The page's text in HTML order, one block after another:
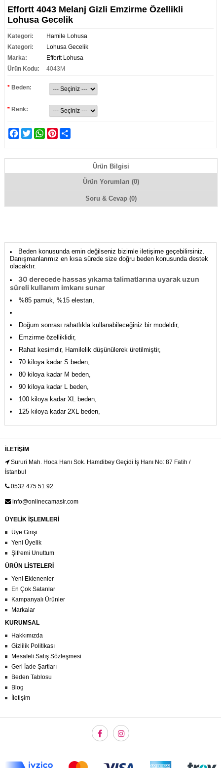
Effortt 4043 Melanj Gizli Emzirme Özellikli
Lohusa Gecelik
Kategori:
Hamile Lohusa
Kategori:
Lohusa Gecelik
Marka:
Effortt Lohusa
Ürün Kodu:
4043M
* Beden:
* Renk:
Facebook
TwitterWhatsAppPinterest
Ürün Bilgisi
Ürün Yorumları (0)
Soru & Cevap (0)
Beden konusunda emin değilseniz bizimle iletişime geçebilirsiniz.
Danışmanlarımız en kısa sürede size doğru beden konusunda destek
olacaktır.
30 derecede hassas yıkama talimatlarına uyarak uzun
süreli kullanım imkanı sunar
%85 pamuk, %15 elestan,
Doğum sonrası rahatlıkla kullanabileceğiniz bir modeldir,
Emzirme özelliklidir,
Rahat kesimdir, Hamilelik düşünülerek üretilmiştir,
70 kiloya kadar S beden,
80 kiloya kadar M beden,
90 kiloya kadar L beden,
100 kiloya kadar XL beden,
125 kiloya kadar 2XL beden,
İLETIŞIM
Sururi Mah. Hoca Hanı Sok. Hamdibey Geçidi İş Hanı No: 87 Fatih /
İstanbul
0532 475 51 92
info@onlinecamasir.com
ÜYELİK İŞLEMLERİ
Üye Girişi
Yeni Üyelik
Şifremi Unuttum
ÜRÜN LİSTELERİ
Yeni Eklenenler
En Çok Satanlar
Kampanyalı Ürünler
Markalar
KURUMSAL
Hakkımızda
Gizlilik Politikası
Mesafeli Satış Sözleşmesi
Geri İade Şartları
Beden Tablosu
Blog
İletişim